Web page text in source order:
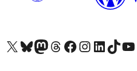
Visit our X (formerly Twitter) account
Visit our Bluesky account
Twitter csatornánk
Visit our Threads account
Facebook oldalunk
Visit our Instagram account
Visit our LinkedIn
Visit ourVisit